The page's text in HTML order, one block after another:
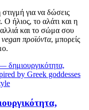
στιγμή για να δώσεις
ήλιος, το αλάτι και η
και το σώμα σου
vegan προϊόντα, μπορείς